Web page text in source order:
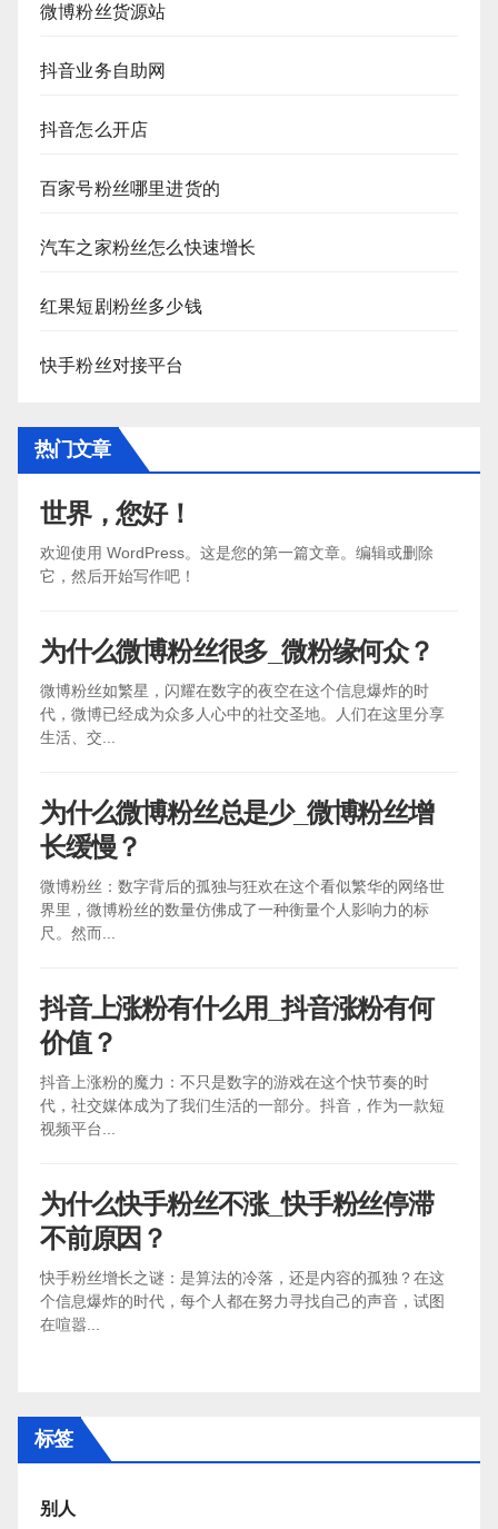
微博粉丝货源站
抖音业务自助网
抖音怎么开店
百家号粉丝哪里进货的
汽车之家粉丝怎么快速增长
红果短剧粉丝多少钱
快手粉丝对接平台
热门文章
世界，您好！
欢迎使用 WordPress。这是您的第一篇文章。编辑或删除
它，然后开始写作吧！
为什么微博粉丝很多_微粉缘何众？
微博粉丝如繁星，闪耀在数字的夜空在这个信息爆炸的时
代，微博已经成为众多人心中的社交圣地。人们在这里分享
生活、交...
为什么微博粉丝总是少_微博粉丝增
长缓慢？
微博粉丝：数字背后的孤独与狂欢在这个看似繁华的网络世
界里，微博粉丝的数量仿佛成了一种衡量个人影响力的标
尺。然而...
抖音上涨粉有什么用_抖音涨粉有何
价值？
抖音上涨粉的魔力：不只是数字的游戏在这个快节奏的时
代，社交媒体成为了我们生活的一部分。抖音，作为一款短
视频平台...
为什么快手粉丝不涨_快手粉丝停滞
不前原因？
快手粉丝增长之谜：是算法的冷落，还是内容的孤独？在这
个信息爆炸的时代，每个人都在努力寻找自己的声音，试图
在喧嚣...
标签
别人